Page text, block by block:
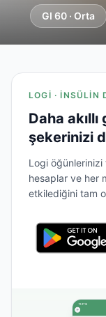
GI 60 · Orta
LOGI · İNSÜLIN
Daha
şekerinizi
Logi öğünlerinizi
hesaplar ve her
etkilediğini tam